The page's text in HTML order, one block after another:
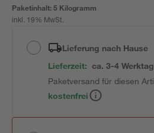
Paketinhalt:5 Kilogramm
inkl. 19% MwSt.
Lieferung nach Hause
Lieferzeit: ca. 3-4
Paketversand für diesen
kostenfrei